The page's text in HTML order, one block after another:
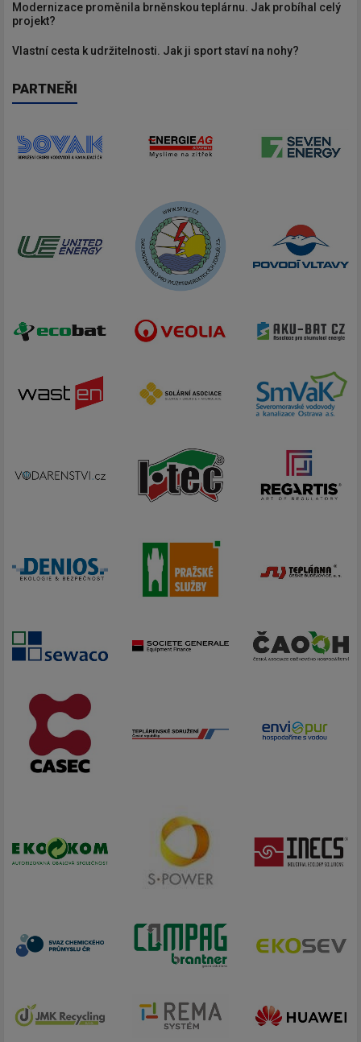
Modernizace proměnila brněnskou teplárnu. Jak probíhal celý
projekt?
Vlastní cesta k udržitelnosti. Jak ji sport staví na nohy?
PARTNEŘI